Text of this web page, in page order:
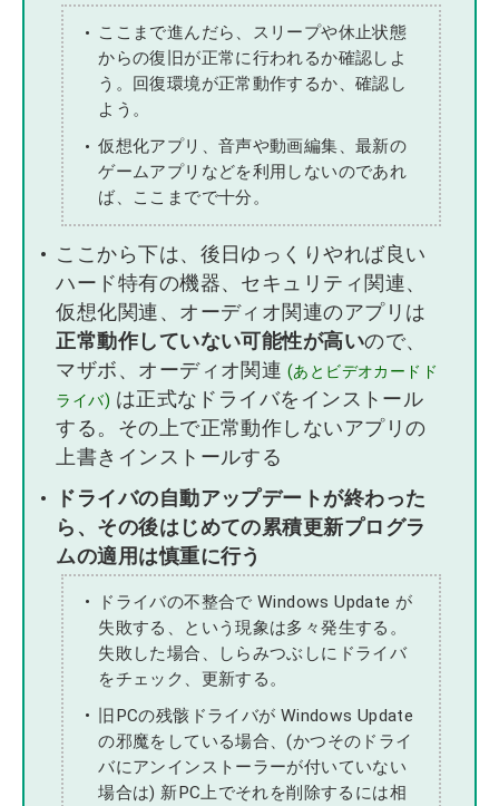
ここまで進んだら、スリープや休止状態
からの復旧が正常に行われるか確認しよ
う。回復環境が正常動作するか、確認し
よう。
仮想化アプリ、音声や動画編集、最新の
ゲームアプリなどを利用しないのであれ
ば、ここまでで十分。
ここから下は、後日ゆっくりやれば良い
ハード特有の機器、セキュリティ関連、
仮想化関連、オーディオ関連のアプリは
正常動作していない可能性が高いので、
マザボ、オーディオ関連 (あとビデオカードド
ライバ) は正式なドライバをインストール
する。その上で正常動作しないアプリの
上書きインストールする
ドライバの自動アップデートが終わった
ら、その後はじめての累積更新プログラ
ムの適用は慎重に行う
ドライバの不整合で Windows Update が
失敗する、という現象は多々発生する。
失敗した場合、しらみつぶしにドライバ
をチェック、更新する。
旧PCの残骸ドライバが Windows Update
の邪魔をしている場合、(かつそのドライ
バにアンインストーラーが付いていない
場合は) 新PC上でそれを削除するには相